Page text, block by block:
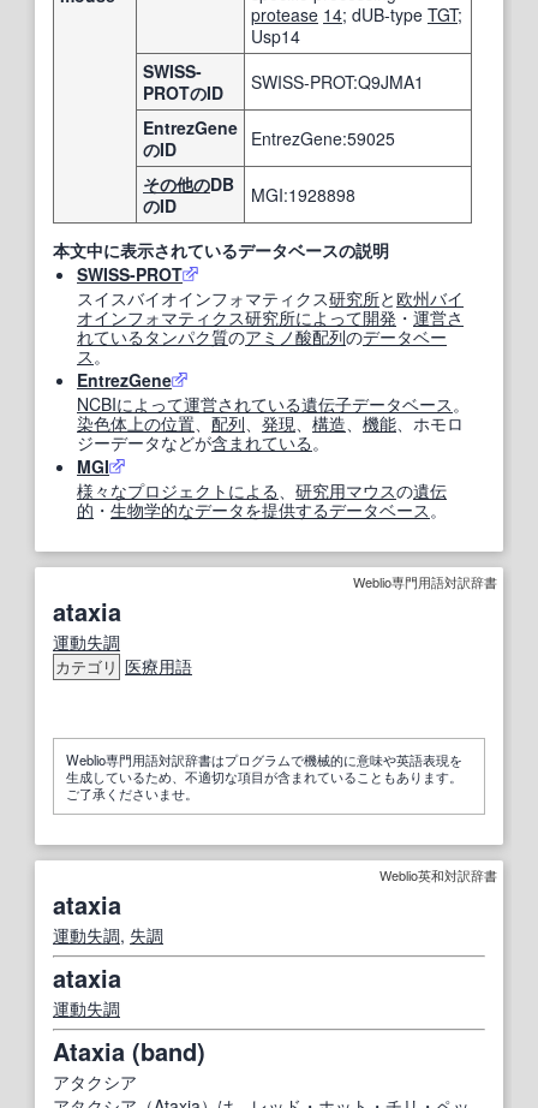
protease 14; dUB-type TGT;
Usp14
SWISS-
PROTのID
SWISS-PROT:Q9JMA1
EntrezGene
のID
EntrezGene:59025
その他のDB
のID
MGI:1928898
本文中に表示されているデータベースの説明
SWISS-PROT
スイスバイオインフォマティクス研究所と欧州バイ
オインフォマティクス研究所によって開発 ・ 運営さ
れている タンパク質のアミノ酸配列のデータベー
ス。
EntrezGene
NCBIによって運営されている遺伝子データベース。
染色体上の位置、 配列、 発現、 構造、 機能、ホモロ
ジーデータなどが含まれている。
MGI
様々なプロジェクト による、 研究用マウスの遺伝
的 ・ 生物学的なデータを提供するデータベース。
Weblio専門用語対訳辞書
ataxia
運動失調
カテゴリ 医療用語
Weblio専門用語対訳辞書はプログラムで機械的に意味や英語表現を
生成しているため、不適切な項目が含まれていることもあります。
ご了承くださいませ。
Weblio英和対訳辞書
ataxia
運動失調, 失調
ataxia
運動失調
Ataxia (band)
アタクシア